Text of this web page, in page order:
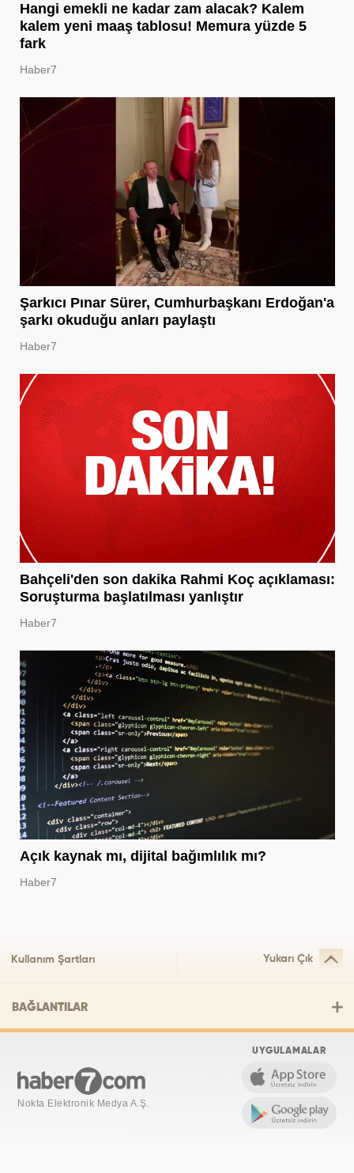
Hangi emekli ne kadar zam alacak? Kalem
kalem yeni maaş tablosu! Memura yüzde 5
fark
Haber7
Şarkıcı Pınar Sürer, Cumhurbaşkanı Erdoğan'a
şarkı okuduğu anları paylaştı
Haber7
Bahçeli'den son dakika Rahmi Koç açıklaması:
Soruşturma başlatılması yanlıştır
Haber7
Açık kaynak mı, dijital bağımlılık mı?
Haber7
Kullanım Şartları Yukarı Çık
BAĞLANTILAR
Nokta Elektronik Medya A.Ş.
UYGULAMALAR